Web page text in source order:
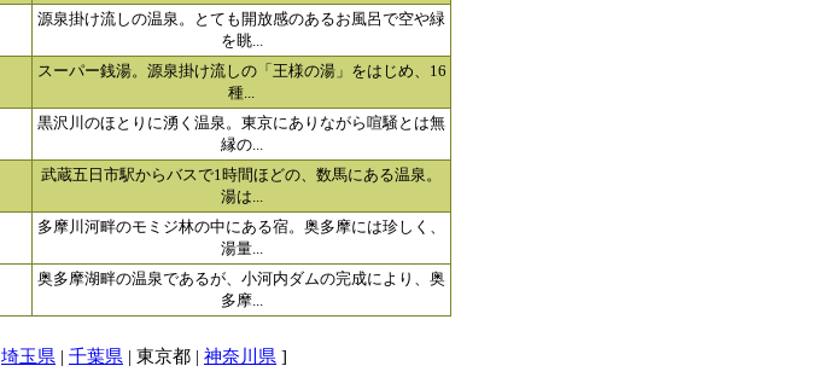
源泉掛け流しの温泉。とても開放感のあるお風呂で空や緑
を眺...
スーパー銭湯。源泉掛け流しの「王様の湯」をはじめ、16
種...
黒沢川のほとりに湧く温泉。東京にありながら喧騒とは無
縁の...
武蔵五日市駅からバスで1時間ほどの、数馬にある温泉。
湯は...
多摩川河畔のモミジ林の中にある宿。奥多摩には珍しく、
湯量...
奥多摩湖畔の温泉であるが、小河内ダムの完成により、奥
多摩...
埼玉県 | 千葉県 | 東京都 | 神奈川県 ]